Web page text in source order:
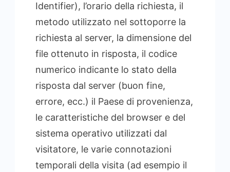
Identifier), l’orario della richiesta, il
metodo utilizzato nel sottoporre la
richiesta al server, la dimensione del
file ottenuto in risposta, il codice
numerico indicante lo stato della
risposta dal server (buon fine,
errore, ecc.) il Paese di provenienza,
le caratteristiche del browser e del
sistema operativo utilizzati dal
visitatore, le varie connotazioni
temporali della visita (ad esempio il